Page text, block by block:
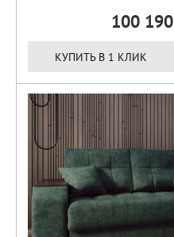
100 190
КУПИТЬ В 1 КЛИК